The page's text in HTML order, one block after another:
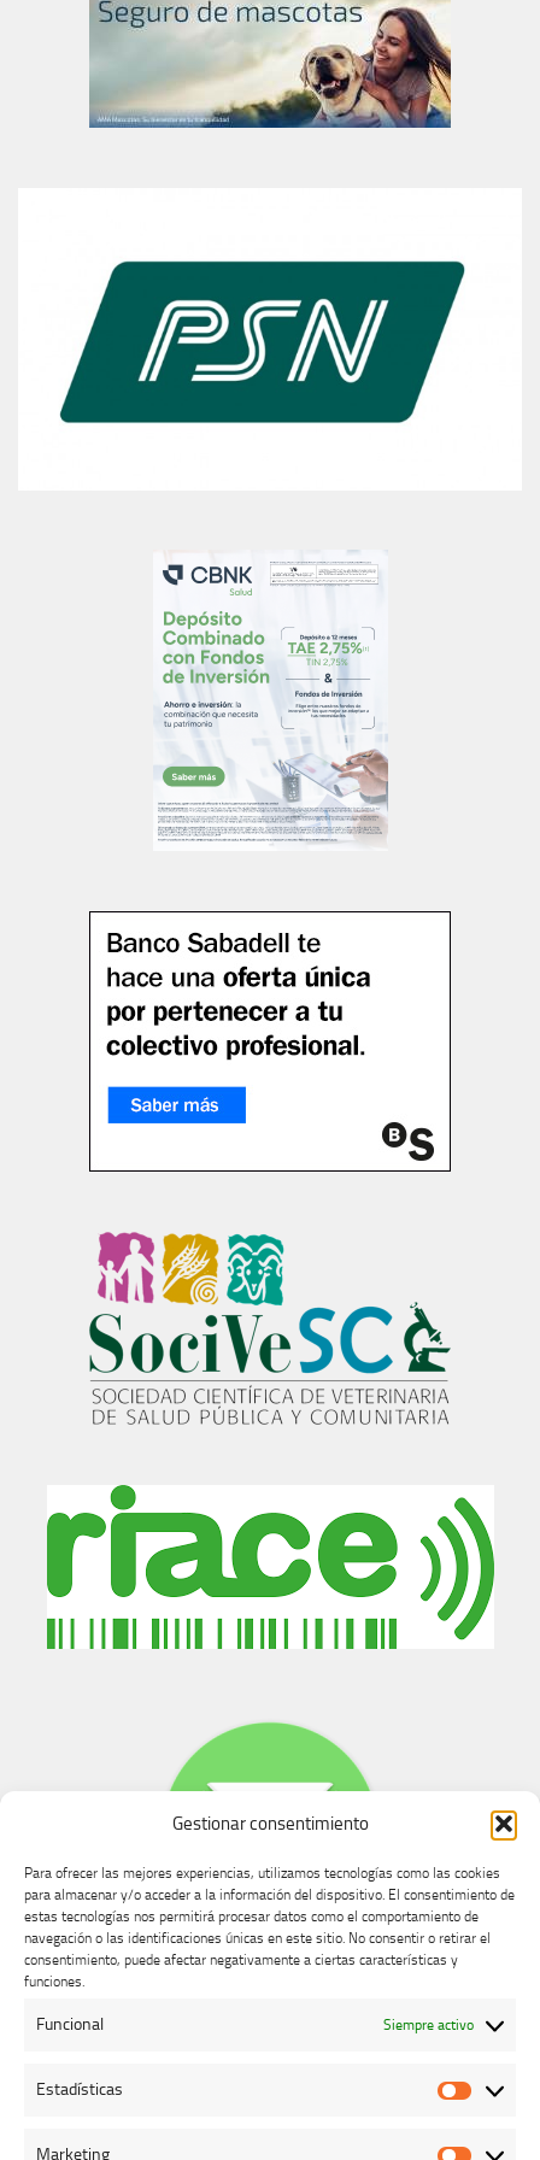
Gestionar consentimiento
Para ofrecer las mejores experiencias, utilizamos tecnologías como las cookies
para almacenar y/o acceder a la información del dispositivo. El consentimiento de
estas tecnologías nos permitirá procesar datos como el comportamiento de
navegación o las identificaciones únicas en este sitio. No consentir o retirar el
consentimiento, puede afectar negativamente a ciertas características y
funciones.
Funcional Siempre activo
Estadísticas
Marketing
Buzón de dudas, quejas y sugerencias